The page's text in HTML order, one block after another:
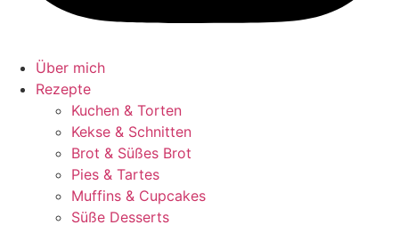
Über mich
Rezepte
Kuchen & Torten
Kekse & Schnitten
Brot & Süßes Brot
Pies & Tartes
Muffins & Cupcakes
Süße Desserts